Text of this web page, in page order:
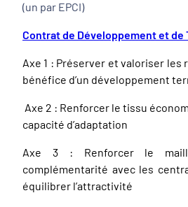
(un par EPCI)
Contrat de Développement et de
Axe 1 : Préserver et valoriser les
bénéfice d’un développement
Axe 2 : Renforcer le tissu
capacité d’adaptation
Axe 3 : Renforcer le
complémentarité avec les
équilibrer l’attractivité